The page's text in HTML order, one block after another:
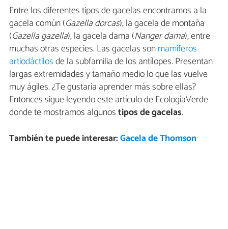
Entre los diferentes tipos de gacelas encontramos a la
gacela común (Gazella dorcas), la gacela de montaña
(Gazella gazella), la gacela dama (Nanger dama), entre
muchas otras especies. Las gacelas sonmamíferos
artiodáctilosde la subfamilia de los antílopes. Presentan
largas extremidades y tamaño medio lo que las vuelve
muy ágiles. ¿Te gustaría aprender más sobre ellas?
Entonces sigue leyendo este artículo de EcologíaVerde
donde te mostramos algunostipos de gacelas.
También te puede interesar:Gacela de Thomson